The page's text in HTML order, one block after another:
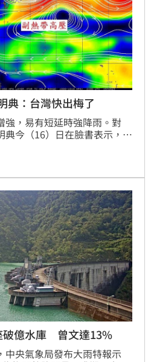
：台灣快出梅了
強，易有短延時強降雨。對
典今（16）日在臉書表示，副
天氣型態的樣子了。
破億水庫 曾文達13%
中央氣象局發布大雨特報示